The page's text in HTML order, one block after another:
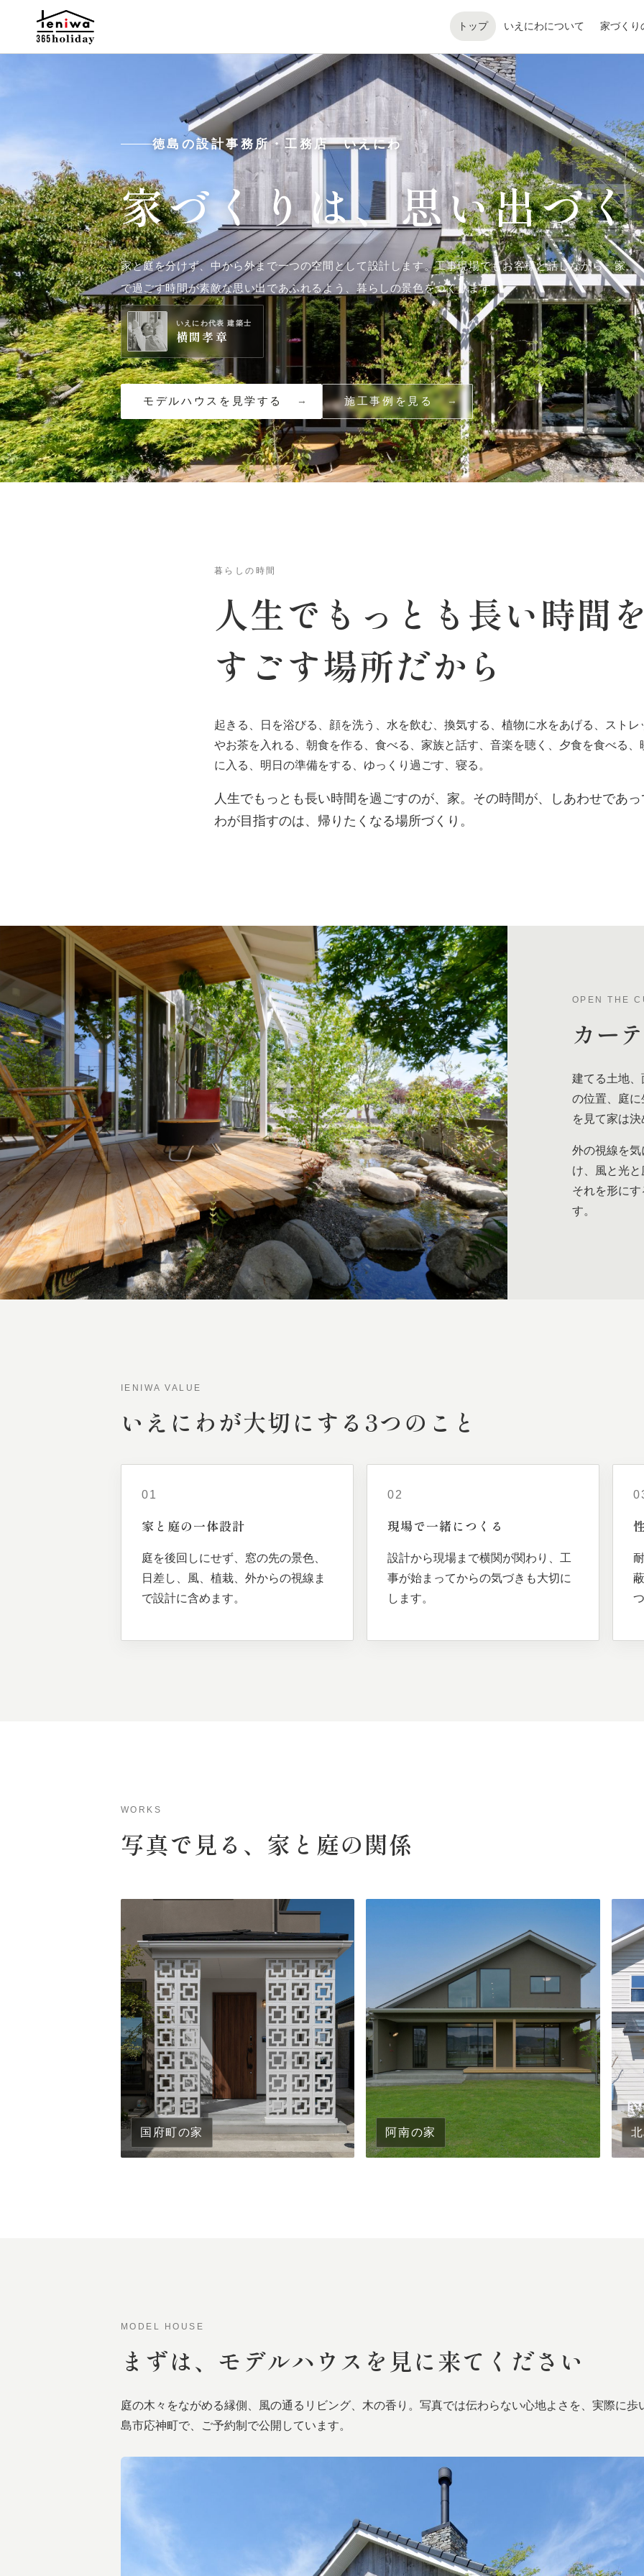
トップ いえにわについて 家づくり
徳島の設計事務所・工務店 いえにわ
家づくりは、思い出づ
家と庭を分けず、中から外まで一つの空間として設計します。工事現場でもお客様と話しながら、家
で過ごす時間が素敵な思い出であふれるよう、暮らしの景色をつくります。
いえにわ代表 建築士
横関孝章
モデルハウスを見学する 施工事例を見る
暮らしの時間
人生でもっとも 長い時間
すごす場所だから
起きる、日を浴びる、顔を洗う、水を飲む、換気する、植物に水をあげる、スト
やお茶を入れる、朝食を作る、食べる、家族と話す、音楽を聴く、夕食を食べる、
に入る、明日の準備をする、ゆっくり過ごす、寝る。
人生でもっとも長い時間を過ごすのが、家。その時間が、しあわせであ
わが目指すのは、帰りたくなる場所づくり。
OPEN THE
カー
建てる土地
の位置、庭
を見て家は
外の視線を
け、風と光
それを形に
す。
IENIWA VALUE
いえにわが大切にする 3つの こと
01
家と 庭の一体設計
庭を後回しにせず、窓の先の景色、
日差し、風、植栽、外からの視線ま
で設計に含めます。
02
現場で一緒につくる
設計から現場まで横関が関わり、工
事が始まってからの気づきも大切に
します。
WORKS
写真で 見る、 家と 庭の関係
国府町の家 阿南の家
MODEL HOUSE
まずは、 モデルハウスを 見に来てください
庭の木々をながめる縁側、風の通るリビング、木の香り。写真では伝わらない心地よさを、実際に
島市応神町で、ご予約制で公開しています。